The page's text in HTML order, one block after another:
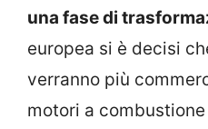
una fase di
europea si è decisi
verranno più
motori a